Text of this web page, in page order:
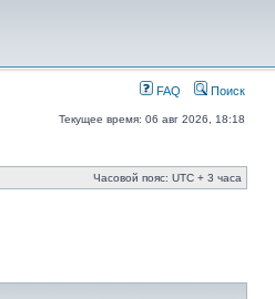
FAQ Поиск
Текущее время: 06 авг 2026, 18:18
Часовой пояс: UTC + 3 часа